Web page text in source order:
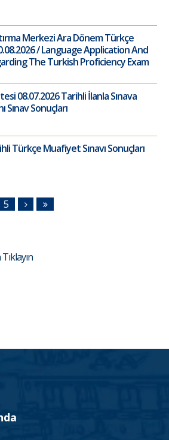
Merkezi Ara Dönem Türkçe
/ Language Application And
The Turkish Proficiency Exam
08.07.2026 Tarihli İlanla Sınava
Sınav Sonuçları
Türkçe Muafiyet Sınavı Sonuçları
5